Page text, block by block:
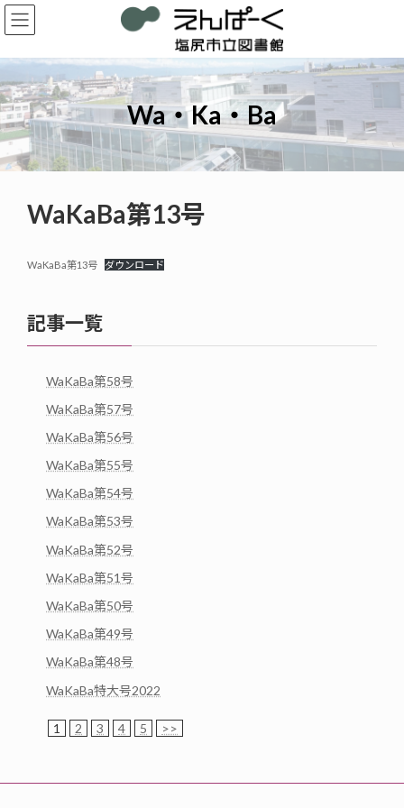
コ
ン
ン
ツ
へ
ス
キ
ッ
プ
ナ
ビ
ー
シ
ョ
ン
に
移
動
Wa・Ka・Ba
WaKaBa第13号
WaKaBa第13号 ダウンロード
記事一覧
WaKaBa第58号
WaKaBa第57号
WaKaBa第56号
WaKaBa第55号
WaKaBa第54号
WaKaBa第53号
WaKaBa第52号
WaKaBa第51号
WaKaBa第50号
WaKaBa第49号
WaKaBa第48号
WaKaBa特大号2022
1 2 3 4 5 >>